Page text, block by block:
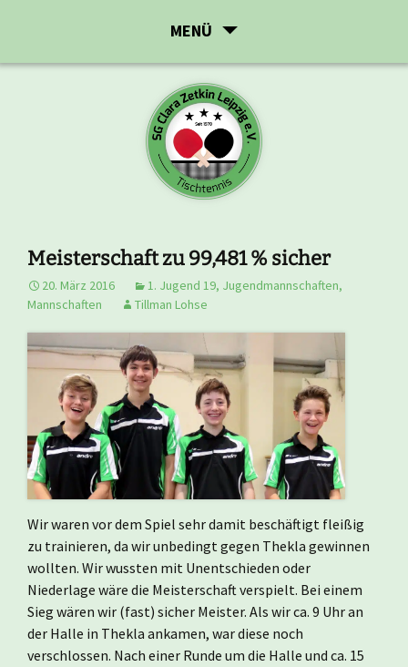
MENÜ
Meisterschaft zu 99,481 % sicher
20. März 2016 1. Jugend 19, Jugendmannschaften,
Mannschaften
Tillman Lohse
Wir waren vor dem Spiel sehr damit beschäftigt fleißig
zu trainieren, da wir unbedingt gegen Thekla gewinnen
wollten. Wir wussten mit Unentschieden oder
Niederlage wäre die Meisterschaft verspielt. Bei einem
Sieg wären wir (fast) sicher Meister. Als wir ca. 9 Uhr an
der Halle in Thekla ankamen, war diese noch
verschlossen. Nach einer Runde um die Halle und ca. 15